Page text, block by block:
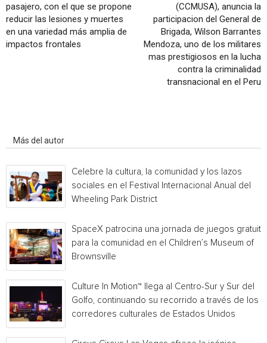
pasajero, con el que se propone
reducir las lesiones y muertes
en una variedad más amplia de
impactos frontales
(CCMUSA), anuncia la
participacion del General de
Brigada, Wilson Barrantes
Mendoza, uno de los militares
mas prestigiosos en la lucha
contra la criminalidad
transnacional en el Peru
Más del autor
Celebre la cultura, la comunidad y los lazos
sociales en el Festival Internacional Anual del
Wheeling Park District
SpaceX patrocina una jornada de juegos gratuita
para la comunidad en el Children’s Museum of
Brownsville
Culture In Motion™ llega al Centro-Sur y Sur del
Golfo, continuando su recorrido a través de los
corredores culturales de Estados Unidos